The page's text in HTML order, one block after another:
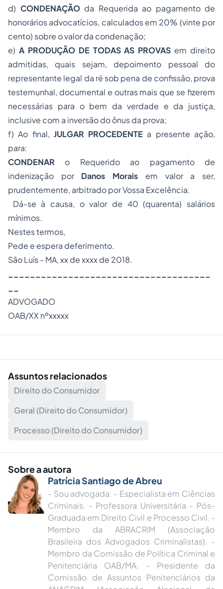
d) CONDENAÇÃO da Requerida ao pagamento de
honorários advocatícios, calculados em 20% (vinte por
cento) sobre o valor da condenação;
e) A PRODUÇÃO DE TODAS AS PROVAS em direito
admitidas, quais sejam, depoimento pessoal do
representante legal da ré sob pena de confissão, prova
testemunhal, documental e outras mais que se fizerem
necessárias para o bem da verdade e da justiça,
inclusive com a inversão do ônus da prova;
f) Ao final, JULGAR PROCEDENTE a presente ação,
para:
CONDENAR o Requerido ao pagamento de
indenização por Danos Morais em valor a ser,
prudentemente, arbitrado por Vossa Excelência.
Dá-se à causa, o valor de 40 (quarenta) salários
mínimos.
Nestes termos,
Pede e espera deferimento.
São Luís - MA, xx de xxxx de 2018.
ADVOGADO
OAB/XX nºxxxxx
Assuntos relacionados
Direito do Consumidor
Geral (Direito do Consumidor)
Processo (Direito do Consumidor)
Sobre a autora
Patrícia Santiago de Abreu
- Sou advogada. - Especialista em Ciências
Criminais. - Professora Universitária - Pós-
Graduada em Direito Civil e Processo Civil. -
Membro da ABRACRIM (Associação
Brasileira dos Advogados Criminalistas). -
Membro da Comissão de Política Criminal e
Penitenciária OAB/MA. - Presidente da
Comissão de Assuntos Penitenciários da